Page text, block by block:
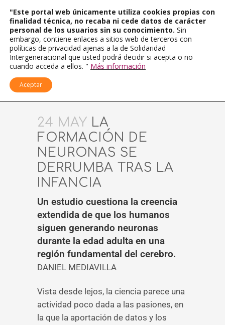
24 MAY LA
FORMACIÓN DE
NEURONAS SE
DERRUMBA TRAS LA
INFANCIA
Un estudio cuestiona la creencia
extendida de que los humanos
siguen generando neuronas
durante la edad adulta en una
región fundamental del cerebro.
DANIEL MEDIAVILLA
Vista desde lejos, la ciencia parece una
actividad poco dada a las pasiones, en
la que la aportación de datos y los
"Este portal web únicamente utiliza cookies propias con
finalidad técnica, no recaba ni cede datos de carácter
personal de los usuarios sin su conocimiento. Sin
embargo, contiene enlaces a sitios web de terceros con
políticas de privacidad ajenas a la de Solidaridad
Intergeneracional que usted podrá decidir si acepta o no
cuando acceda a ellos. " Más información
Aceptar